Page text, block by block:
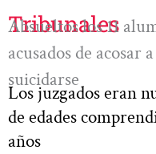
Tribunales
Absueltos los 11
acusados de
suicidarse
Los juzgados eran
de edades
años